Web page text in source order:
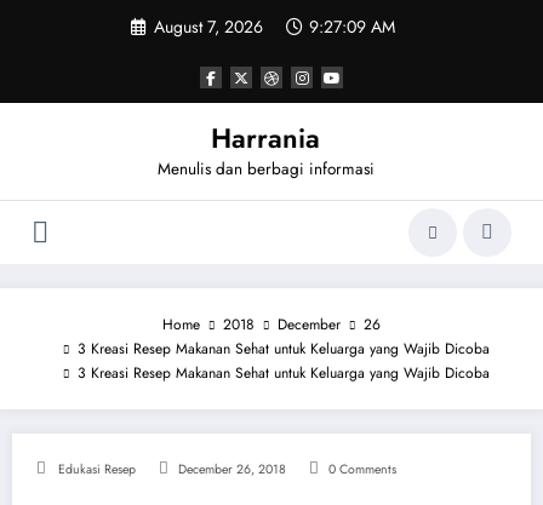
August 7, 2026 9:27:09 AM
Harrania
Menulis dan berbagi informasi
Home 2018 December
26
3 Kreasi Resep Makanan Sehat untuk Keluarga yang Wajib Dicoba
3 Kreasi Resep Makanan Sehat untuk Keluarga yang Wajib Dicoba
Edukasi Resep December 26, 2018 0 Comments